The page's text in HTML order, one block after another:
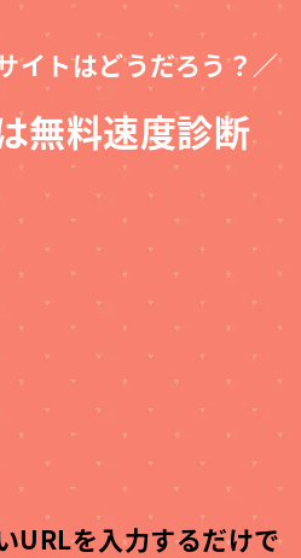
イトはどうだろう？／
無料速度診断
URLを入力するだけで